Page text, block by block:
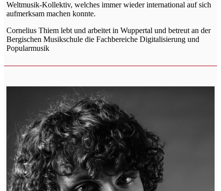
Weltmusik-Kollektiv, welches immer wieder international auf sich
aufmerksam machen konnte.
Cornelius Thiem lebt und arbeitet in Wuppertal und betreut an der
Bergischen Musikschule die Fachbereiche Digitalisierung und
Popularmusik